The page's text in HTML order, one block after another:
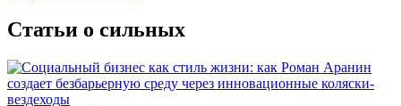
Статьи о сильных